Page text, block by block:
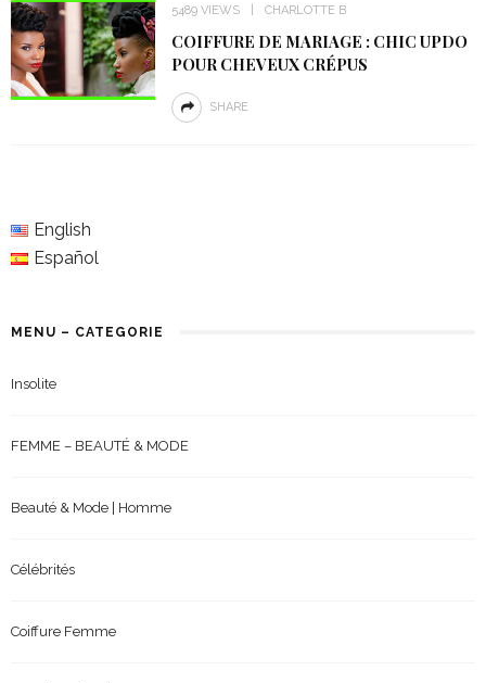
5489 VIEWS CHARLOTTE B
COIFFURE DE MARIAGE : CHIC UPDO
POUR CHEVEUX CRÉPUS
SHARE
English
Español
MENU – CATEGORIE
Insolite
FEMME – BEAUTÉ & MODE
Beauté & Mode | Homme
Célébrités
Coiffure Femme